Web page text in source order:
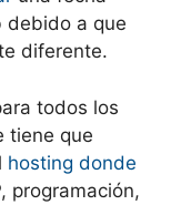
debido a que
diferente.
todos los
tiene que
hosting donde
programación,